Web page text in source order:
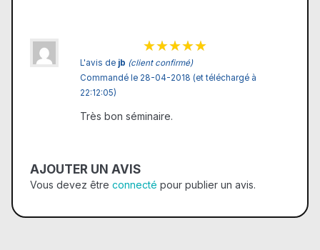
L'avis de jb (client confirmé)
Commandé le 28-04-2018 (et téléchargé à
22:12:05)
Très bon séminaire.
AJOUTER UN AVIS
Vous devez être connecté pour publier un avis.